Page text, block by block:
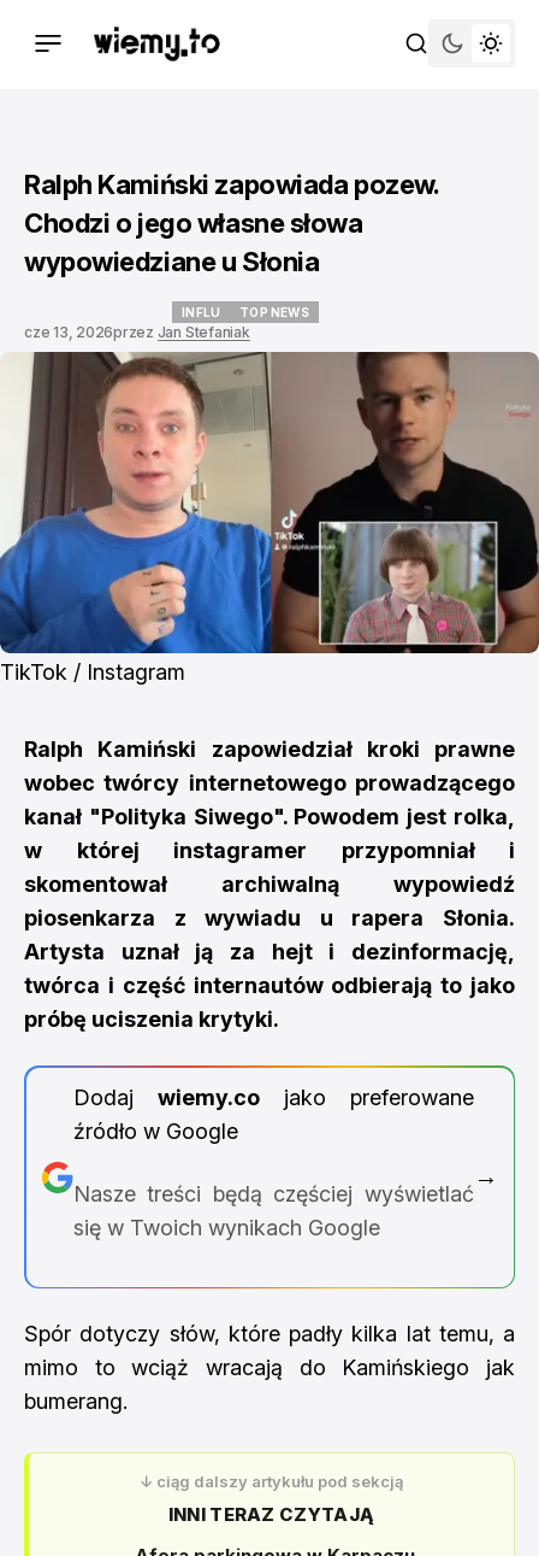
Ralph Kamiński zapowiada pozew.
Chodzi o jego własne słowa
wypowiedziane u Słonia
INFLU TOP NEWS
cze 13, 2026przez Jan Stefaniak
TikTok / Instagram
Ralph Kamiński zapowiedział kroki prawne
wobec twórcy internetowego prowadzącego
kanał "Polityka Siwego". Powodem jest rolka,
w której instagramer przypomniał i
skomentował archiwalną wypowiedź
piosenkarza z wywiadu u rapera Słonia.
Artysta uznał ją za hejt i dezinformację,
twórca i część internautów odbierają to jako
próbę uciszenia krytyki.
Dodaj wiemy.cojako preferowane
źródło w Google
Nasze treści będą częściej wyświetlać
się w Twoich wynikach Google
→
Spór dotyczy słów, które padły kilka lat temu, a
mimo to wciąż wracają do Kamińskiego jak
bumerang.
↓ ciąg dalszy artykułu pod sekcją
INNI TERAZ CZYTAJĄ